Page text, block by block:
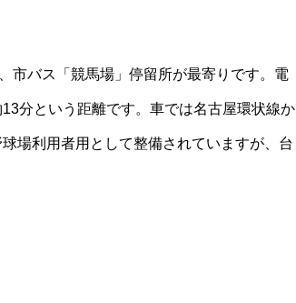
市バス「競馬場」停留所が最寄りです。電
分という距離です。車では名古屋環状線か
場利用者用として整備されていますが、台